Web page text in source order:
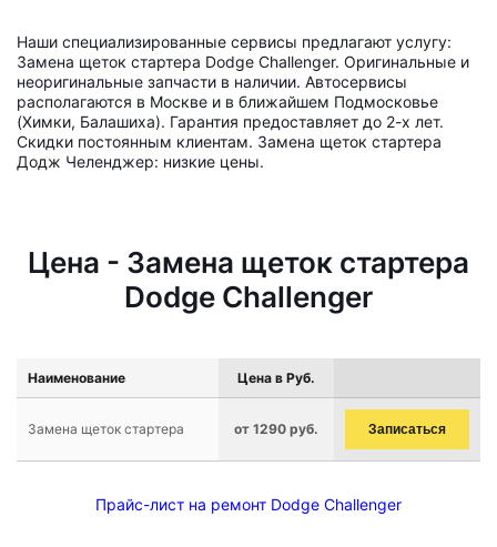
Наши специализированные сервисы предлагают услугу:
Замена щеток стартера Dodge Challenger. Оригинальные и
неоригинальные запчасти в наличии. Автосервисы
располагаются в Москве и в ближайшем Подмосковье
(Химки, Балашиха). Гарантия предоставляет до 2-х лет.
Скидки постоянным клиентам. Замена щеток стартера
Додж Челенджер: низкие цены.
Цена - Замена щеток стартера
Dodge Challenger
Наименование Цена в Руб.
Замена щеток стартера от 1290 руб. Записаться
Прайс-лист на ремонт Dodge Challenger